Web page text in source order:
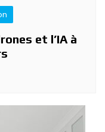
et l’IA à